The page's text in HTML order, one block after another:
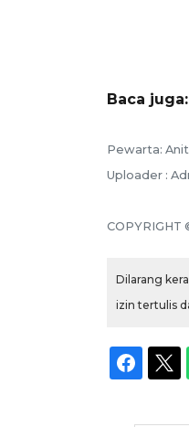
Baca juga:
Pewarta:
Uploader :
COPYRIGHT
Dilarang
izin tertulis